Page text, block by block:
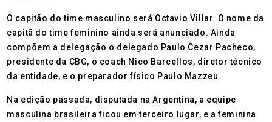
O capitão do time masculino será Octavio Villar. O nome da
capitã do time feminino ainda será anunciado. Ainda
compõem a delegação o delegado Paulo Cezar Pacheco,
presidente da CBG, o coach Nico Barcellos, diretor técnico
da entidade, e o preparador físico Paulo Mazzeu.
Na edição passada, disputada na Argentina, a equipe
masculina brasileira ficou em terceiro lugar, e a feminina